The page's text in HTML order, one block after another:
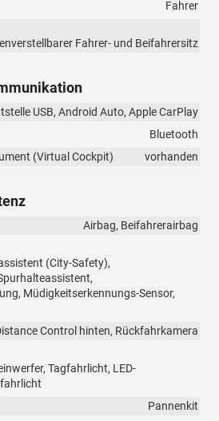
Fahrer
Fahrer- und Beifahrersitz
USB, Android Auto, Apple CarPlay
Bluetooth
(Virtual Cockpit)
vorhanden
Airbag, Beifahrerairbag
(City-Safety),
Müdigkeitserkennungs-Sensor,
Control hinten, Rückfahrkamera
Tagfahrlicht, LED-
Pannenkit